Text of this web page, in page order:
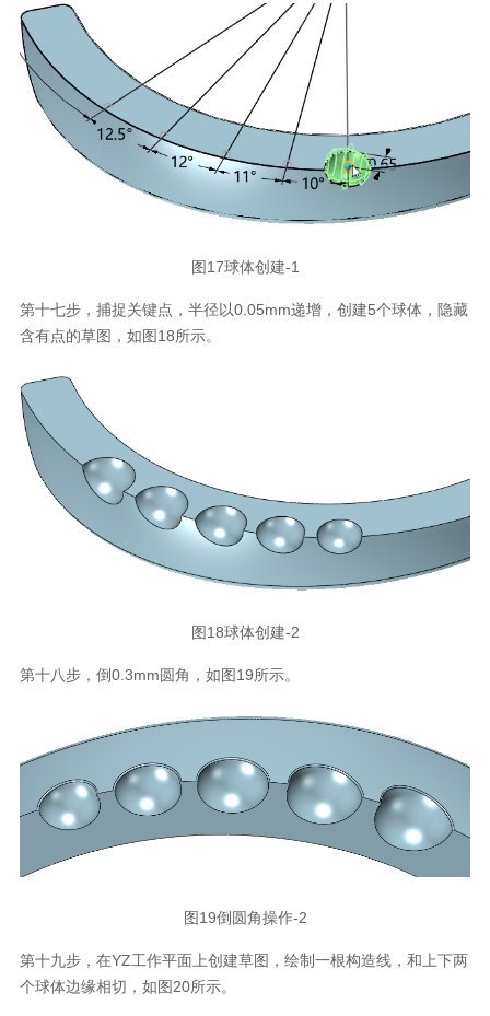
图17球体创建-1
第十七步，捕捉关键点，半径以0.05mm递增，创建5个球体，隐藏
含有点的草图，如图18所示。
图18球体创建-2
第十八步，倒0.3mm圆角，如图19所示。
图19倒圆角操作-2
第十九步，在YZ工作平面上创建草图，绘制一根构造线，和上下两
个球体边缘相切，如图20所示。